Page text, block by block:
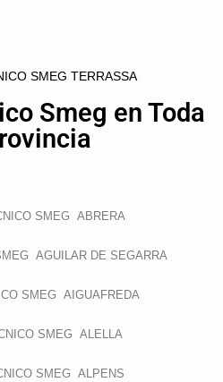
SMEG TERRASSA
Smeg en Toda
SMEG ABRERA
AGUILAR DE SEGARRA
SMEG AIGUAFREDA
SMEG ALELLA
SMEG ALPENS